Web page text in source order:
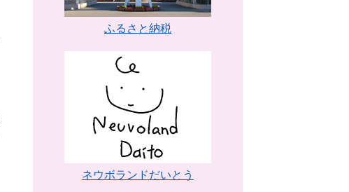
ふるさと納税
ネウボランドだいとう